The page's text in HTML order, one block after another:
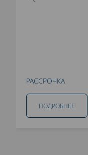
РАССРОЧКА
ПОДРОБНЕЕ